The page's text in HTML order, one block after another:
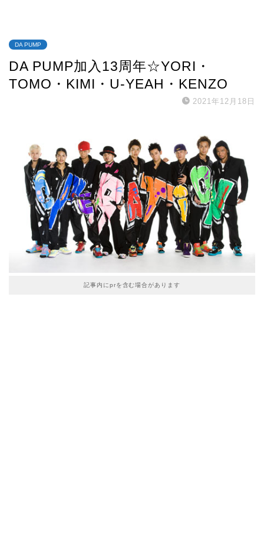
DA PUMP
DA PUMP加入13周年☆YORI・
TOMO・KIMI・U-YEAH・KENZO
2021年12月18日
記事内にprを含む場合があります